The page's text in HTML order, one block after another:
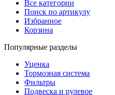
Все категории
Поиск по артикулу
Избранное
Корзина
Популярные разделы
Уценка
Тормозная система
Фильтры
Подвеска и рулевое